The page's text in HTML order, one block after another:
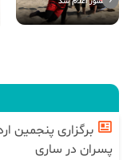
پسران در ساری